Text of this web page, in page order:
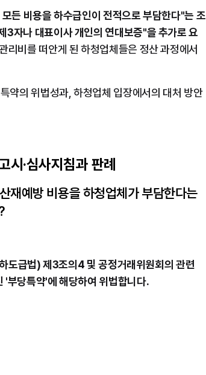
든 비용을 하수급인이 전적으로 부담한다"는 조
3자나 대표이사 개인의 연대보증"을 추가로 요
리비를 떠안게 된 하청업체들은 정산 과정에서
약의 위법성과, 하청업체 입장에서의 대처 방안
시·심사지침과 판례
예방 비용을 하청업체가 부담한다는
급법) 제3조의4 및 공정거래위원회의 관련
'부당특약'에 해당하여 위법합니다.